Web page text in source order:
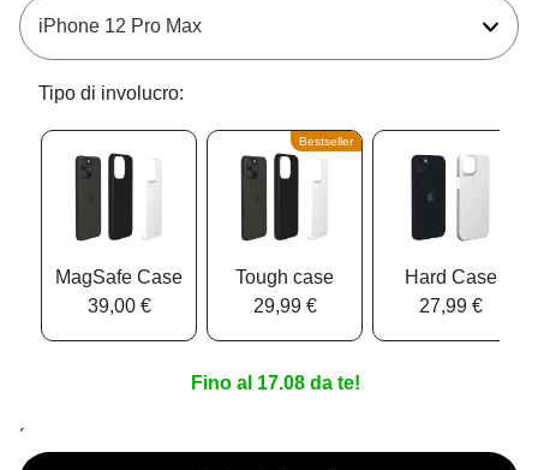
Tipo di involucro:
MagSafe Case
39,00 €
Bestseller
Tough case
29,99 €
Hard Case
27,99 €
Fino al 17.08 da te!
´